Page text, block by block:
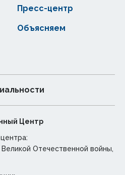
Пресс-центр
Объясняем
Центр
Отечественной войны,